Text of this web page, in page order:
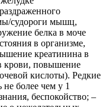
судороги мышц,
белка в моче
в организме,
креатинина в
крови, повышение
кислоты). Редкие
более чем у 1
беспокойство; ‒